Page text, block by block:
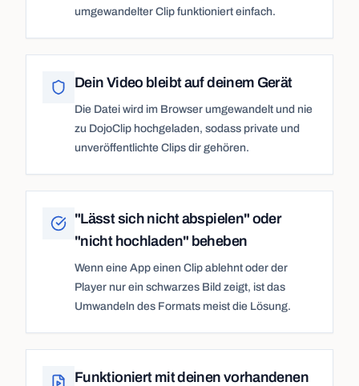
umgewandelter Clip funktioniert einfach.
Dein Video bleibt auf deinem Gerät
Die Datei wird im Browser umgewandelt und nie
zu DojoClip hochgeladen, sodass private und
unveröffentlichte Clips dir gehören.
"Lässt sich nicht abspielen" oder
"nicht hochladen" beheben
Wenn eine App einen Clip ablehnt oder der
Player nur ein schwarzes Bild zeigt, ist das
Umwandeln des Formats meist die Lösung.
Funktioniert mit deinen vorhandenen